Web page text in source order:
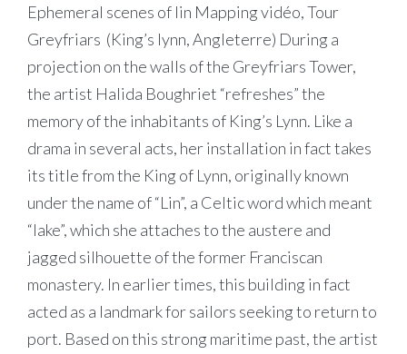
Ephemeral scenes of lin Mapping vidéo, Tour
Greyfriars (King’s lynn, Angleterre) During a
projection on the walls of the Greyfriars Tower,
the artist Halida Boughriet “refreshes” the
memory of the inhabitants of King’s Lynn. Like a
drama in several acts, her installation in fact takes
its title from the King of Lynn, originally known
under the name of “Lin”, a Celtic word which meant
“lake”, which she attaches to the austere and
jagged silhouette of the former Franciscan
monastery. In earlier times, this building in fact
acted as a landmark for sailors seeking to return to
port. Based on this strong maritime past, the artist